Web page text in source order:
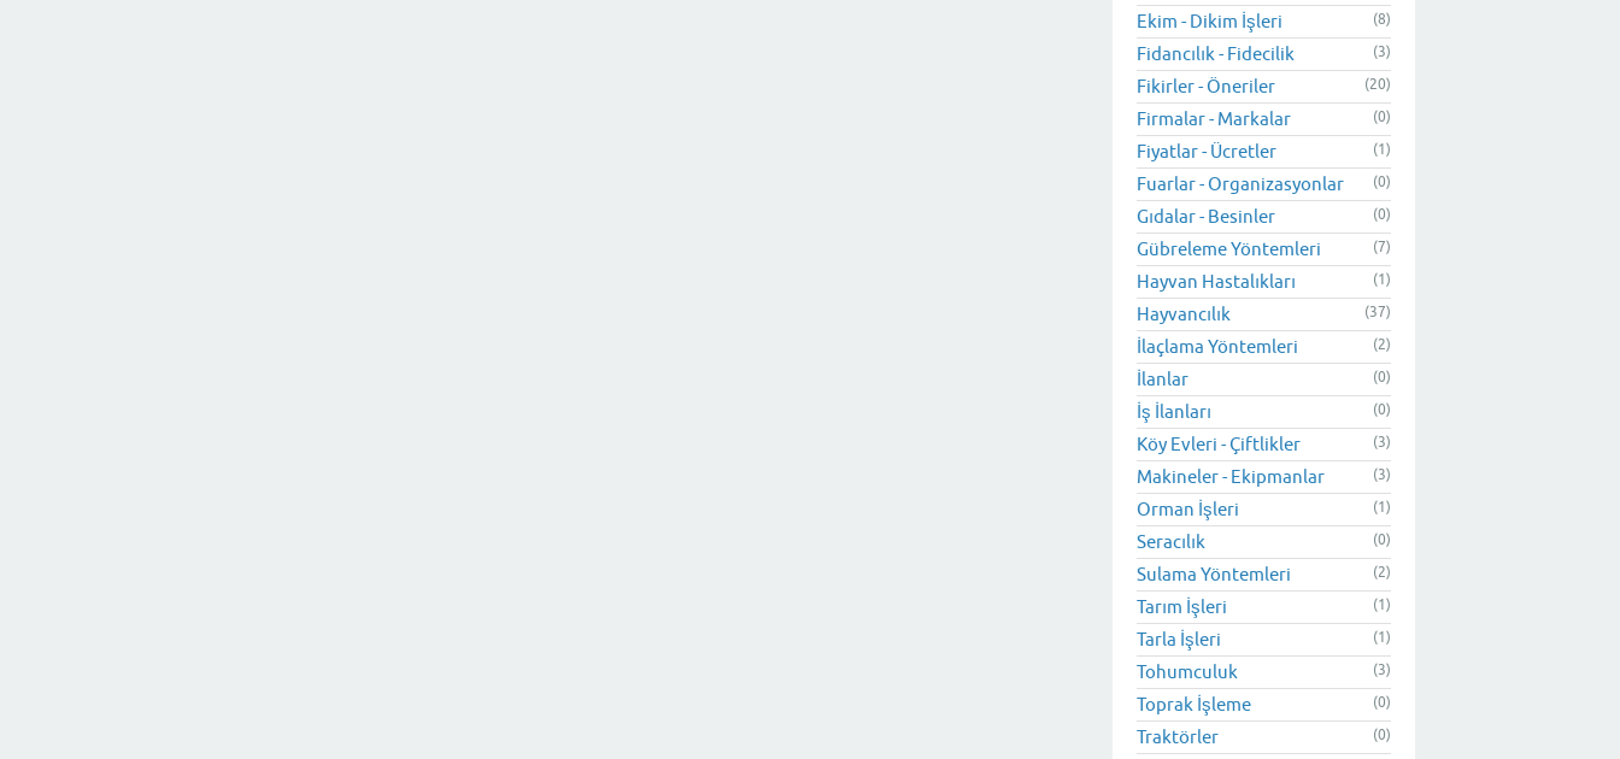
Ekim - Dikim İşleri (8)
Fidancılık - Fidecilik (3)
Fikirler - Öneriler (20)
Firmalar - Markalar (0)
Fiyatlar - Ücretler (1)
Fuarlar - Organizasyonlar (0)
Gıdalar - Besinler (0)
Gübreleme Yöntemleri (7)
Hayvan Hastalıkları (1)
Hayvancılık (37)
İlaçlama Yöntemleri (2)
İlanlar (0)
İş İlanları (0)
Köy Evleri - Çiftlikler (3)
Makineler - Ekipmanlar (3)
Orman İşleri (1)
Seracılık (0)
Sulama Yöntemleri (2)
Tarım İşleri (1)
Tarla İşleri (1)
Tohumculuk (3)
Toprak İşleme (0)
Traktörler (0)